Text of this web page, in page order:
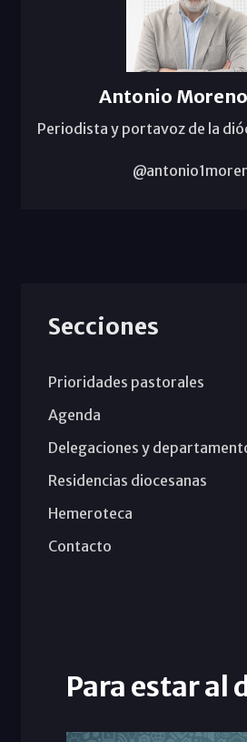
Antonio
Periodista y portavoz de la
Secciones
Prioridades pastorales
Agenda
Delegaciones y
Residencias diocesanas
Hemeroteca
Contacto
Para estar al